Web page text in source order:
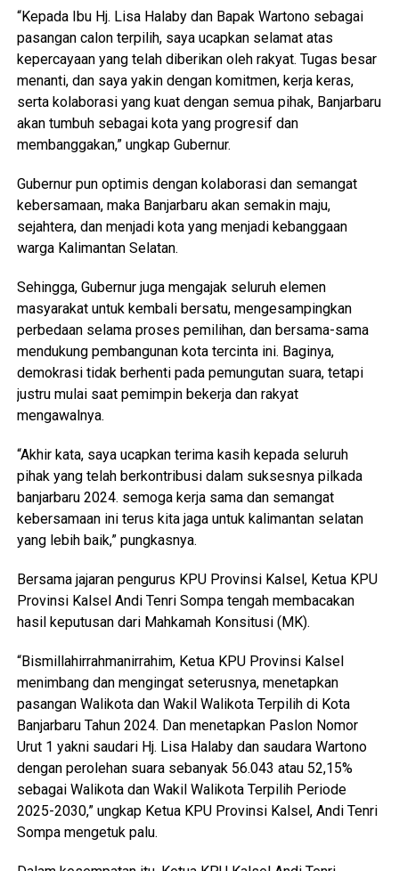
“Kepada Ibu Hj. Lisa Halaby dan Bapak Wartono sebagai
pasangan calon terpilih, saya ucapkan selamat atas
kepercayaan yang telah diberikan oleh rakyat. Tugas besar
menanti, dan saya yakin dengan komitmen, kerja keras,
serta kolaborasi yang kuat dengan semua pihak, Banjarbaru
akan tumbuh sebagai kota yang progresif dan
membanggakan,” ungkap Gubernur.
Gubernur pun optimis dengan kolaborasi dan semangat
kebersamaan, maka Banjarbaru akan semakin maju,
sejahtera, dan menjadi kota yang menjadi kebanggaan
warga Kalimantan Selatan.
Sehingga, Gubernur juga mengajak seluruh elemen
masyarakat untuk kembali bersatu, mengesampingkan
perbedaan selama proses pemilihan, dan bersama-sama
mendukung pembangunan kota tercinta ini. Baginya,
demokrasi tidak berhenti pada pemungutan suara, tetapi
justru mulai saat pemimpin bekerja dan rakyat
mengawalnya.
“Akhir kata, saya ucapkan terima kasih kepada seluruh
pihak yang telah berkontribusi dalam suksesnya pilkada
banjarbaru 2024. semoga kerja sama dan semangat
kebersamaan ini terus kita jaga untuk kalimantan selatan
yang lebih baik,” pungkasnya.
Bersama jajaran pengurus KPU Provinsi Kalsel, Ketua KPU
Provinsi Kalsel Andi Tenri Sompa tengah membacakan
hasil keputusan dari Mahkamah Konsitusi (MK).
“Bismillahirrahmanirrahim, Ketua KPU Provinsi Kalsel
menimbang dan mengingat seterusnya, menetapkan
pasangan Walikota dan Wakil Walikota Terpilih di Kota
Banjarbaru Tahun 2024. Dan menetapkan Paslon Nomor
Urut 1 yakni saudari Hj. Lisa Halaby dan saudara Wartono
dengan perolehan suara sebanyak 56.043 atau 52,15%
sebagai Walikota dan Wakil Walikota Terpilih Periode
2025-2030,” ungkap Ketua KPU Provinsi Kalsel, Andi Tenri
Sompa mengetuk palu.